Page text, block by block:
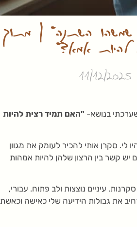
השתנה" | מתוך
אמא?"
בנושא- "האם תמיד רצית להיות
לי. סקרן אותי להכיר לעומק את מגוון
קשר בין הרצון שלהן להיות אמהות
עיניים נוצצות ולב פתוח. עבורי,
את גבולות הידיעה שלי כאישה וכאשת